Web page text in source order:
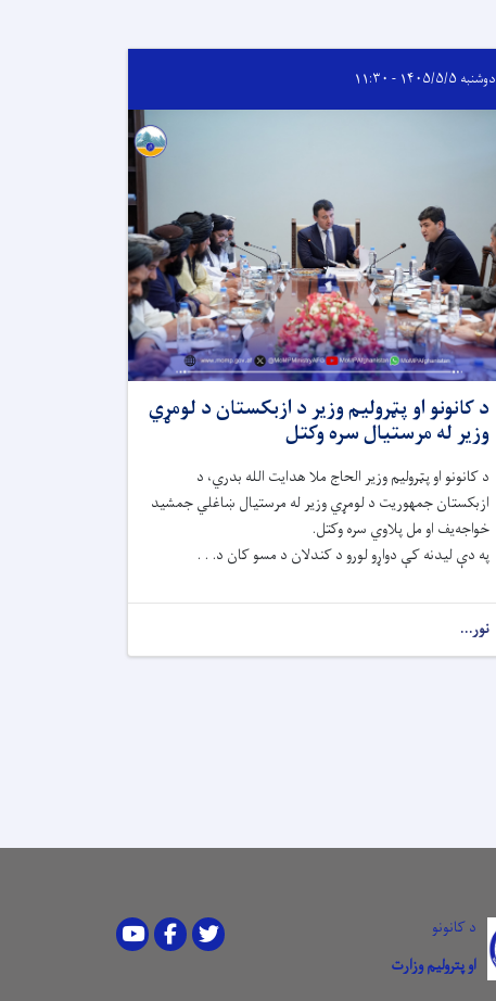
دوشنبه ۱۴۰۵/۵/۵ - ۱۱:۳۰
د کانونو او پټرولیم وزیر د ازبکستان د لومړي
وزیر له مرستیال سره وکتل
د کانونو او پټرولیم وزیر الحاج ملا هدایت الله بدري، د
ازبکستان جمهوریت د لومړي وزیر له مرستیال ښاغلي جمشید
خواجه‌یف او مل پلاوي سره وکتل.
په دې لیدنه کې دواړو لورو د کندلان د مسو کان د. . .
نور...
د کانونو
او پترولیم وزارت
YoutubeFacebook